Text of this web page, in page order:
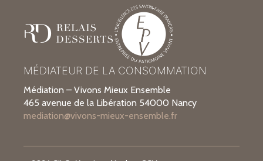
MÉDIATEUR DE LA CONSOMMATION
Médiation – Vivons Mieux Ensemble
465 avenue de la Libération 54000 Nancy
mediation@vivons-mieux-ensemble.fr